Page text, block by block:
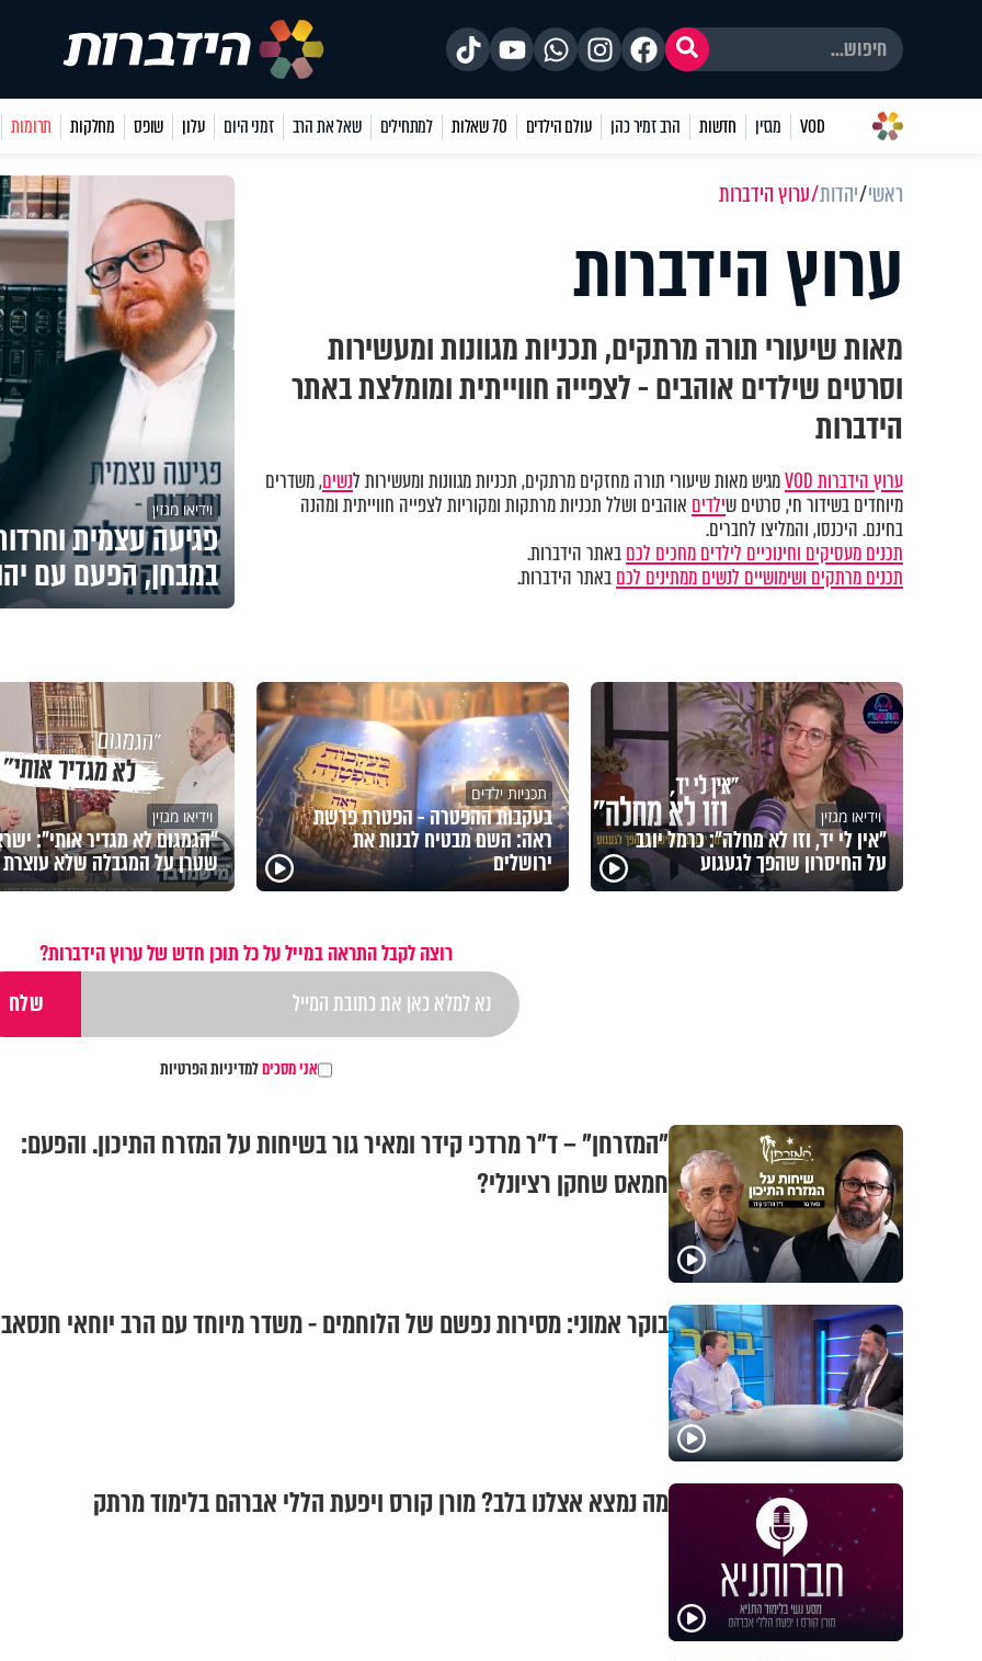
VOD מגזין חדשות הרב זמיר כהן עולם הילדים 70 שאלות למתחילים שאל את הרב זמני היום עלון שופס מחלקות תרומות
ראשי יהדות ערוץ הידברות
ערוץ הידברות
מאות שיעורי תורה מרתקים, תכניות מגוונות ומעשירות
וסרטים שילדים אוהבים - לצפייה חווייתית ומומלצת באתר
הידברות
ערוץ הידברות VOD מגיש מאות שיעורי תורה מחזקים מרתקים, תכניות מגוונות ומעשירות לנשים, משדרים
מיוחדים בשידור חי, סרטים שילדים אוהבים ושלל תכניות מרתקות ומקוריות לצפייה חווייתית ומהנה
בחינם. היכנסו, והמליצו לחברים.
תכנים מעסיקים וחינוכיים לילדים מחכים לכםבאתר הידברות.
תכנים מרתקים ושימושיים לנשים ממתינים לכםבאתר הידברות.
וידיאו מגזין
פגיעה עצמית
במבחן, הפעם עם
וידיאו מגזין
"אין לי יד, וזו לא מחלה": כרמל יוגב
על החיסרון שהפך לגעגוע
תכניות ילדים
בעקבות ההפטרה - הפטרת פרשת
ראה: השם מבטיח לבנות את
ירושלים
וידיאו מגזין
"הגמגום לא מגדיר אותי":
שטרן על המגבלה שלא עוצרת
רוצה לקבל התראה במייל על כל תוכן חדש של ערוץ הידברות?
אני מסכיםלמדיניות הפרטיות
"המזרחן" – ד"ר מרדכי קידר ומאיר גור בשיחות על המזרח התיכון. והפעם:
חמאס שחקן רציונלי?
בוקר אמוני: מסירות נפשם של הלוחמים - משדר מיוחד עם הרב יוחאי חנסאב
מה נמצא אצלנו בלב? מורן קורס ויפעת הללי אברהם בלימוד מרתק